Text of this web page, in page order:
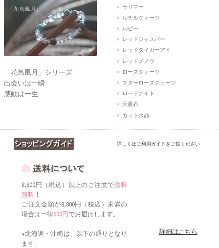
「花鳥風月」シリーズ
出会いは一瞬
感動は一生
ラリマー
ルチルクォーツ
ルビー
レッドジャスパー
レッドタイガーアイ
レッドメノウ
ローズクォーツ
スターローズクォーツ
ロードナイト
天眼石
カット水晶
詳しくはご利用ガイドをご覧ください
8,800円（税込）以上のご注文で送料
無料 ！
ご注文金額が8,800円（税込）未満の
場合は一律600円でお届けします。
※北海道・沖縄は、以下の通りとなり
ます。
詳細はこちら